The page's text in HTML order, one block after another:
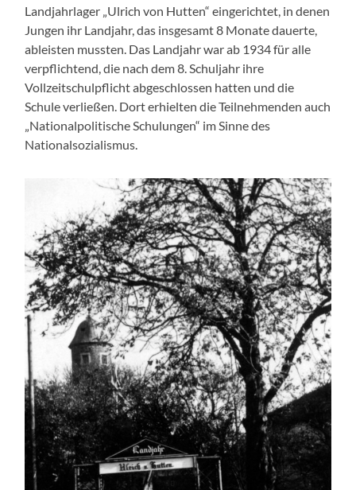
Landjahrlager „Ulrich von Hutten“ eingerichtet, in denen
Jungen ihr Landjahr, das insgesamt 8 Monate dauerte,
ableisten mussten. Das Landjahr war ab 1934 für alle
verpflichtend, die nach dem 8. Schuljahr ihre
Vollzeitschulpflicht abgeschlossen hatten und die
Schule verließen. Dort erhielten die Teilnehmenden auch
„Nationalpolitische Schulungen“ im Sinne des
Nationalsozialismus.